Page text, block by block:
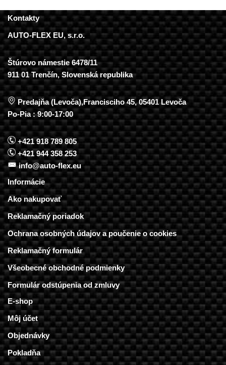
Kontakty
AUTO-FLEX EU, s.r.o.
Štúrovo námestie 6478/11
911 01 Trenčín, Slovenská republika
Predajňa (Levoča),Francisciho 45, 05401 Levoča
Po-Pia : 9:00-17:00
+421 918 789 805
+421 944 358 253
info@auto-flex.eu
Informácie
Ako nakupovať
Reklamačný poriadok
Ochrana osobných údajov a poučenie o cookies
Reklamačný formulár
Všeobecné obchodné podmienky
Formulár odstúpenia od zmluvy
E-shop
Môj účet
Objednávky
Pokladňa